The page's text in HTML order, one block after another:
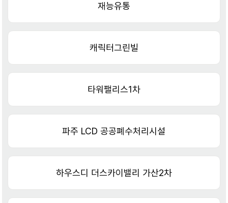
재능유통
캐릭터그린빌
타워팰리스1차
파주 LCD 공공폐수처리시설
하우스디 더스카이밸리 가산2차